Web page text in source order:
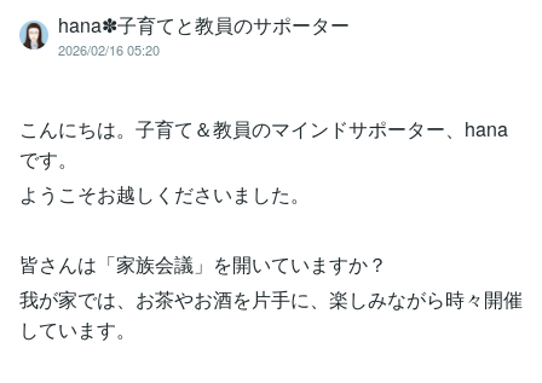
hana✽子育てと教員のサポーター
2026/02/16 05:20
こんにちは。子育て＆教員のマインドサポーター、hana
です。
ようこそお越しくださいました。
皆さんは「家族会議」を開いていますか？
我が家では、お茶やお酒を片手に、楽しみながら時々開催
しています。